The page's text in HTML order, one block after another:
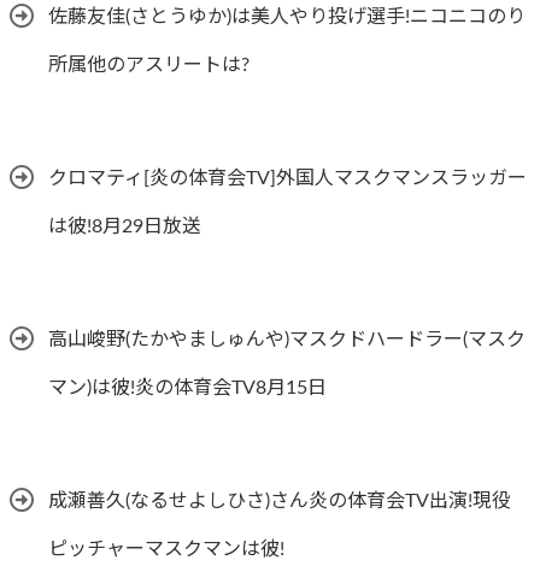
佐藤友佳(さとうゆか)は美人やり投げ選手!ニコニコのり
所属他のアスリートは?
クロマティ[炎の体育会TV]外国人マスクマンスラッガー
は彼!8月29日放送
高山峻野(たかやましゅんや)マスクドハードラー(マスク
マン)は彼!炎の体育会TV8月15日
成瀬善久(なるせよしひさ)さん炎の体育会TV出演!現役
ピッチャーマスクマンは彼!